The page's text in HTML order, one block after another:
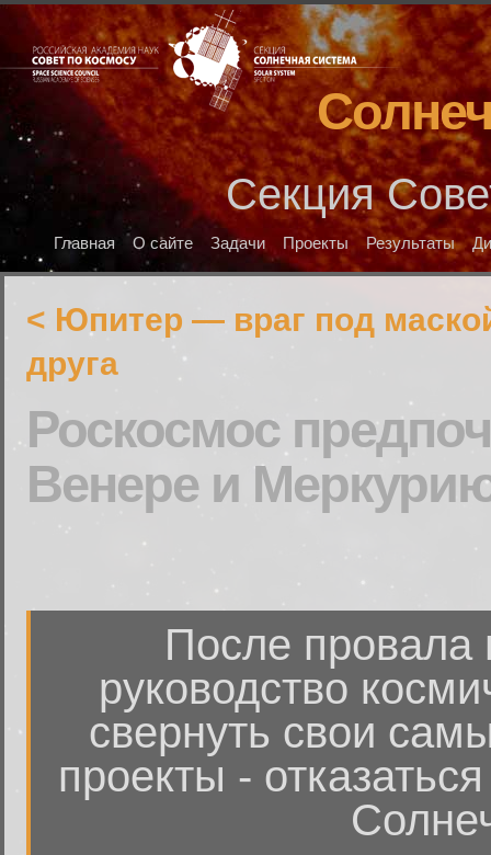
Секция
Главная О сайте Задачи Проекты Результаты
< Юпитер — враг под
друга
Роскосмос
Венере и
После провала
руководство
свернуть свои
проекты -